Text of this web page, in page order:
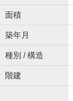
面積
築年月
種別 / 構造
階建